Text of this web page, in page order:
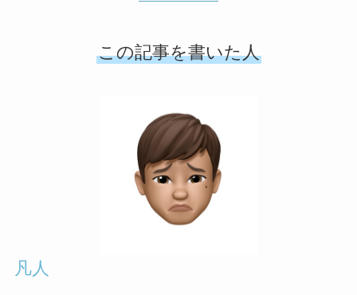
この記事を書いた人
凡人